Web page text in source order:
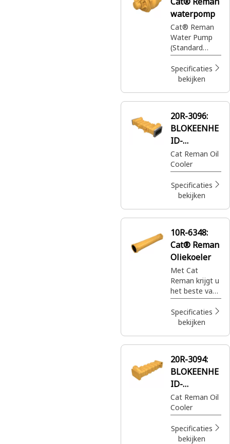
waar u ze ook
nodig hebt,
voor slechts
een fractie van
de prijs.
waterpomp
Cat® Reman
Water Pump
(Standard
Rotation)
(3600)
Specificaties
bekijken
20R-3096:
BLOKEENHE
ID-
OLIEKOELER
Cat Reman Oil
Cooler
Specificaties
bekijken
10R-6348:
Cat® Reman
Oliekoeler
Met Cat
Reman krijgt u
het beste van
alles. De best
gebouwde
Cat®
met volledige
wanneer en
waar u ze ook
nodig hebt,
voor slechts
een fractie van
de prijs.
Specificaties
bekijken
20R-3094:
BLOKEENHE
ID-
OLIEKOELER
Cat Reman Oil
Cooler
Specificaties
bekijken